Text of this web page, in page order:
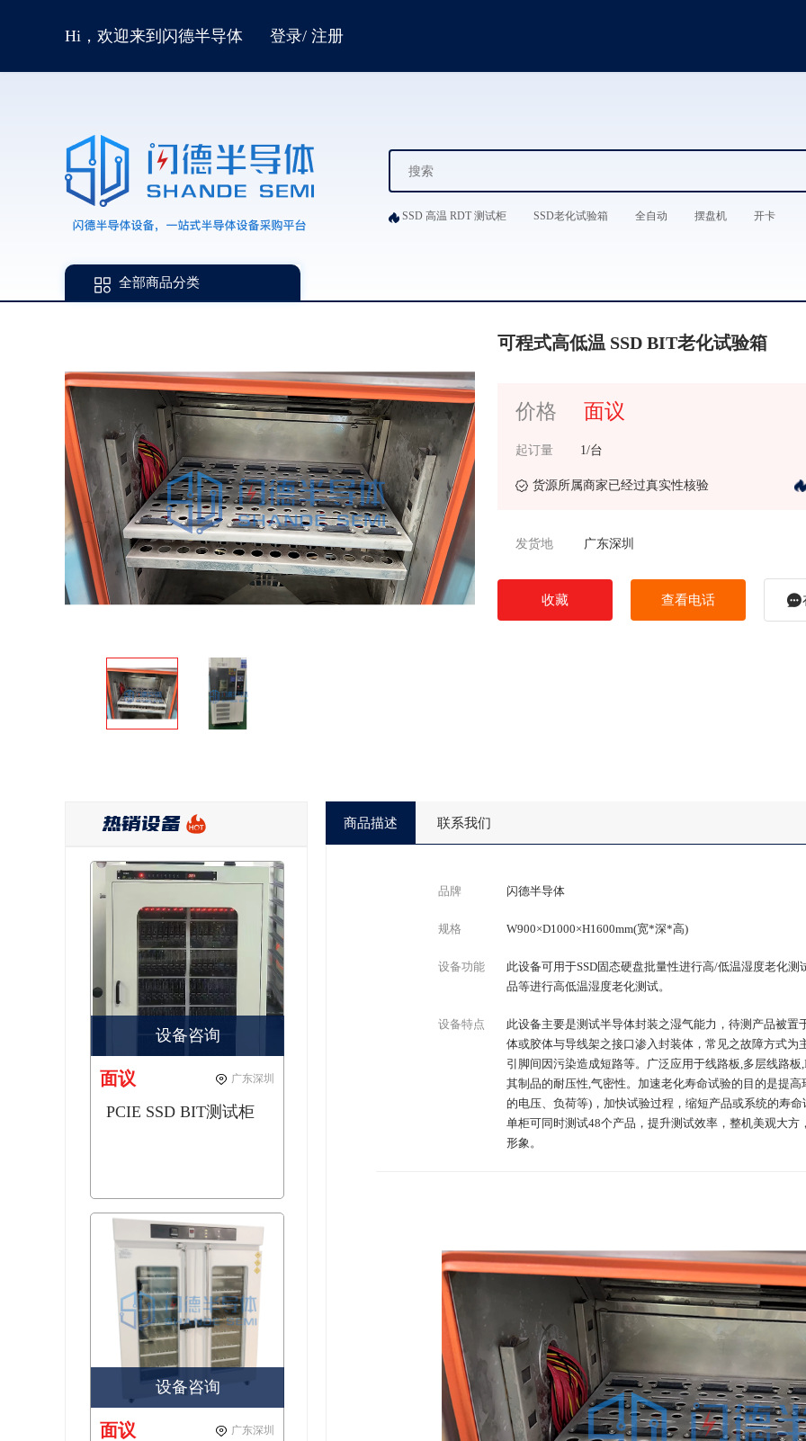
Hi，欢迎来到闪德半导体 登录/ 注册
SSD 高温 RDT 测试柜 SSD老化试验箱 全自动 摆盘机 开卡
全部商品分类
可程式高低温 SSD BIT老化试验箱
价格 面议
起订量 1/台
货源所属商家已经过真实性核验
发货地 广东深圳
收藏 查看电话
热销设备
设备咨询
面议 广东深圳
PCIE SSD BIT测试柜
设备咨询
面议 广东深圳
商品描述 联系我们
品牌 闪德半导体
规格 W900×D1000×H1600mm(宽*深*高)
设备功能
此设备可用于SSD固态硬盘批量性进行高/低温湿度老化
品等进行高低温湿度老化测试。
设备特点
此设备主要是测试半导体封装之湿气能力，待测产品被
体或胶体与导线架之接口渗入封装体，常见之故障方式
引脚间因污染造成短路等。广泛应用于线路板,多层线路
其制品的耐压性,气密性。加速老化寿命试验的目的是提
的电压、负荷等)，加快试验过程，缩短产品或系统的寿
单柜可同时测试48个产品，提升测试效率，整机美观大
形象。